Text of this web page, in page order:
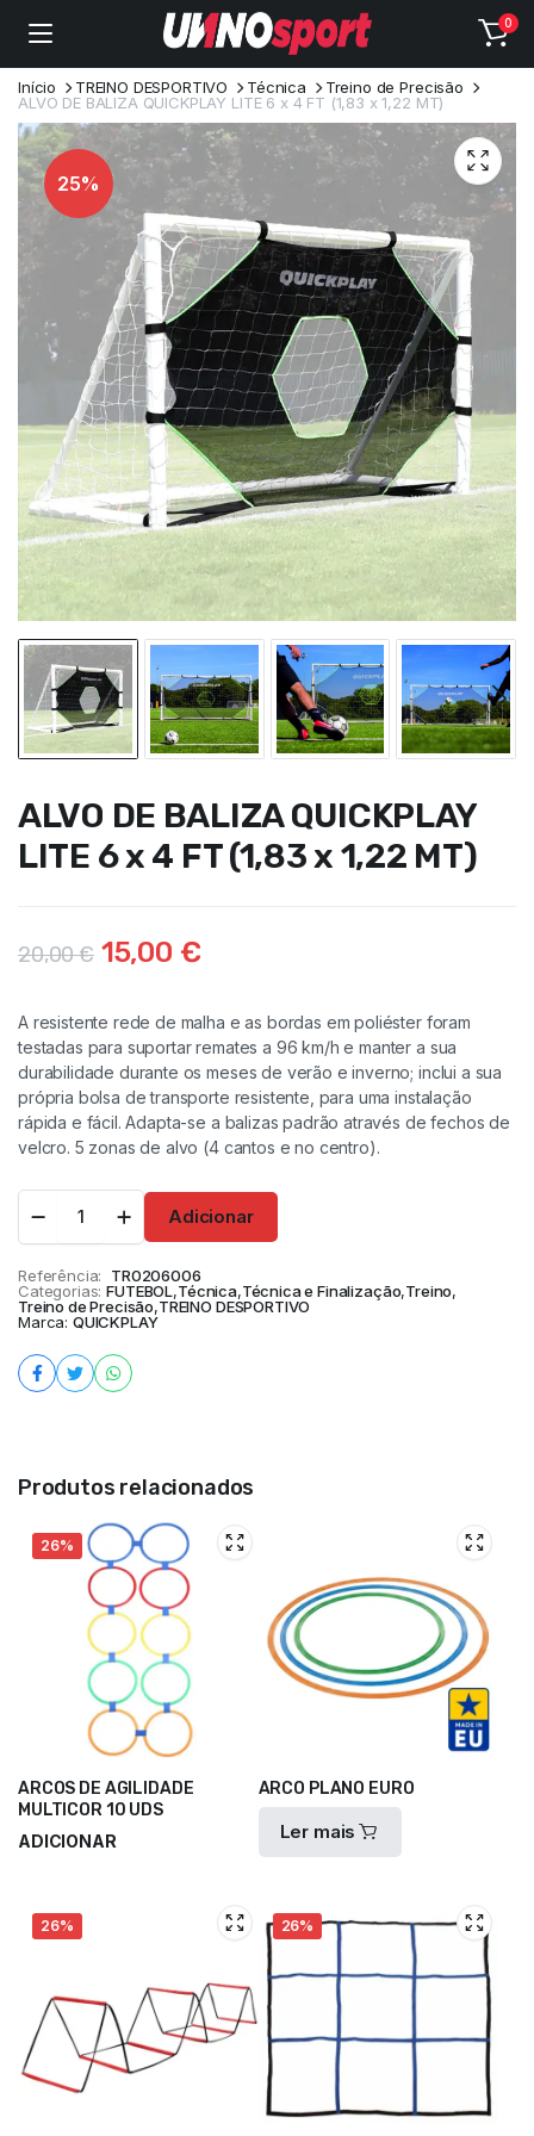
0
Início TREINO DESPORTIVO Técnica
Treino de Precisão
ALVO DE BALIZA QUICKPLAY LITE 6 x 4 FT (1,83 x 1,22 MT)
25%
ALVO DE BALIZA QUICKPLAY
LITE 6 x 4 FT (1,83 x 1,22 MT)
20,00€ 15,00 €
A resistente rede de malha e as bordas em poliéster foram
testadas para suportar remates a 96 km/h e manter a sua
durabilidade durante os meses de verão e inverno; inclui a sua
própria bolsa de transporte resistente, para uma instalação
rápida e fácil. Adapta-se a balizas padrão através de fechos de
velcro. 5 zonas de alvo (4 cantos e no centro).
Adicionar
Referência:
TR0206006
Categorias: FUTEBOL,Técnica,Técnica e Finalização,Treino,
Treino de Precisão,TREINO DESPORTIVO
Marca: QUICKPLAY
Produtos relacionados
26%
ARCOS DE AGILIDADE
MULTICOR 10 UDS
ADICIONAR
ARCO PLANO EURO
Ler mais
26% 26%